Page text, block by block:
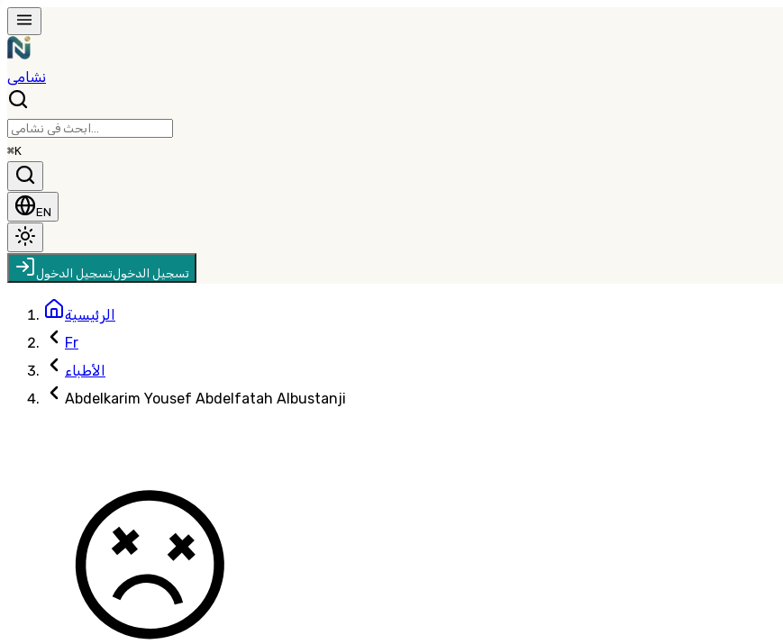
نشامى
⌘K
EN
تسجيل الدخولتسجيل الدخول
الرئيسية
Fr
الأطباء
Abdelkarim Yousef Abdelfatah Albustanji